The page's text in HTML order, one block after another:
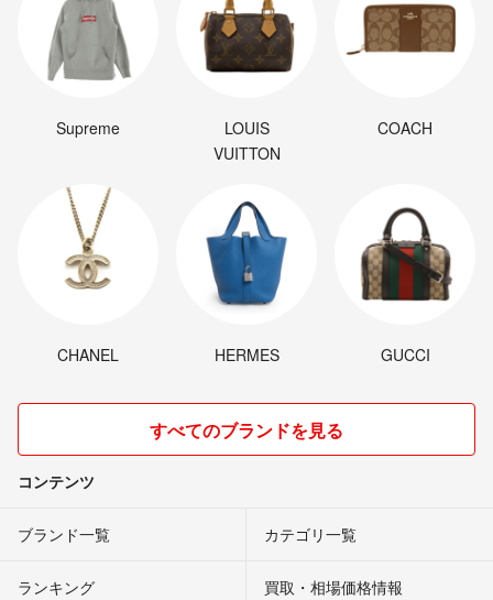
Supreme
LOUIS
VUITTON
COACH
CHANEL HERMES GUCCI
すべてのブランドを見る
コンテンツ
ブランド一覧 カテゴリ一覧
ランキング 買取・相場価格情報